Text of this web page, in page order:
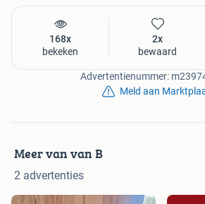
168x
bekeken
2x
bewaard
Advertentienummer:
Meld aan
Meer van van B
2 advertenties